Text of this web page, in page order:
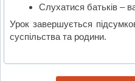
Слухатися батьків –
Урок завершується
суспільства та родини.